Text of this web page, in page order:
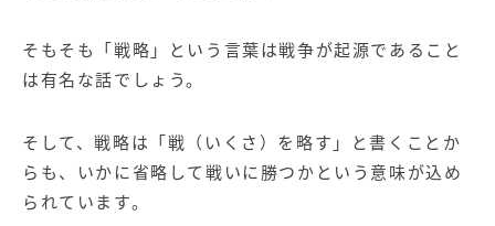
そもそも「戦略」という言葉は戦争が起源であること
は有名な話でしょう。
そして、戦略は「戦（いくさ）を略す」と書くことか
らも、いかに省略して戦いに勝つかという意味が込め
られています。